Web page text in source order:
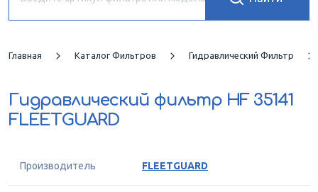
Главная Каталог Фильтров Гидравлический Фильтр
Гидравлический фильтр HF 35141
FLEETGUARD
Производитель FLEETGUARD